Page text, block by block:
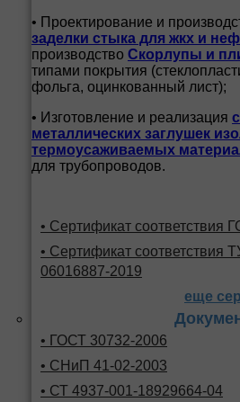
• Проектирование и
заделки стыка для жкх и
производство Скорлупы и
типами покрытия
фольга, оцинкованный лист);
• Изготовление и реализация
металлических заглушек
термоусаживаемых
для трубопроводов.
• Сертификат соответствия
• Сертификат соответствия
06016887-2019
еще
• ГОСТ 30732-2006
• СНиП 41-02-2003
• СТ 4937-001-18929664-04